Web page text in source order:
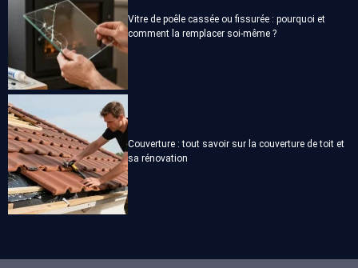
Vitre de poêle cassée ou fissurée : pourquoi et
comment la remplacer soi-même ?
Couverture : tout savoir sur la couverture de toit et
sa rénovation